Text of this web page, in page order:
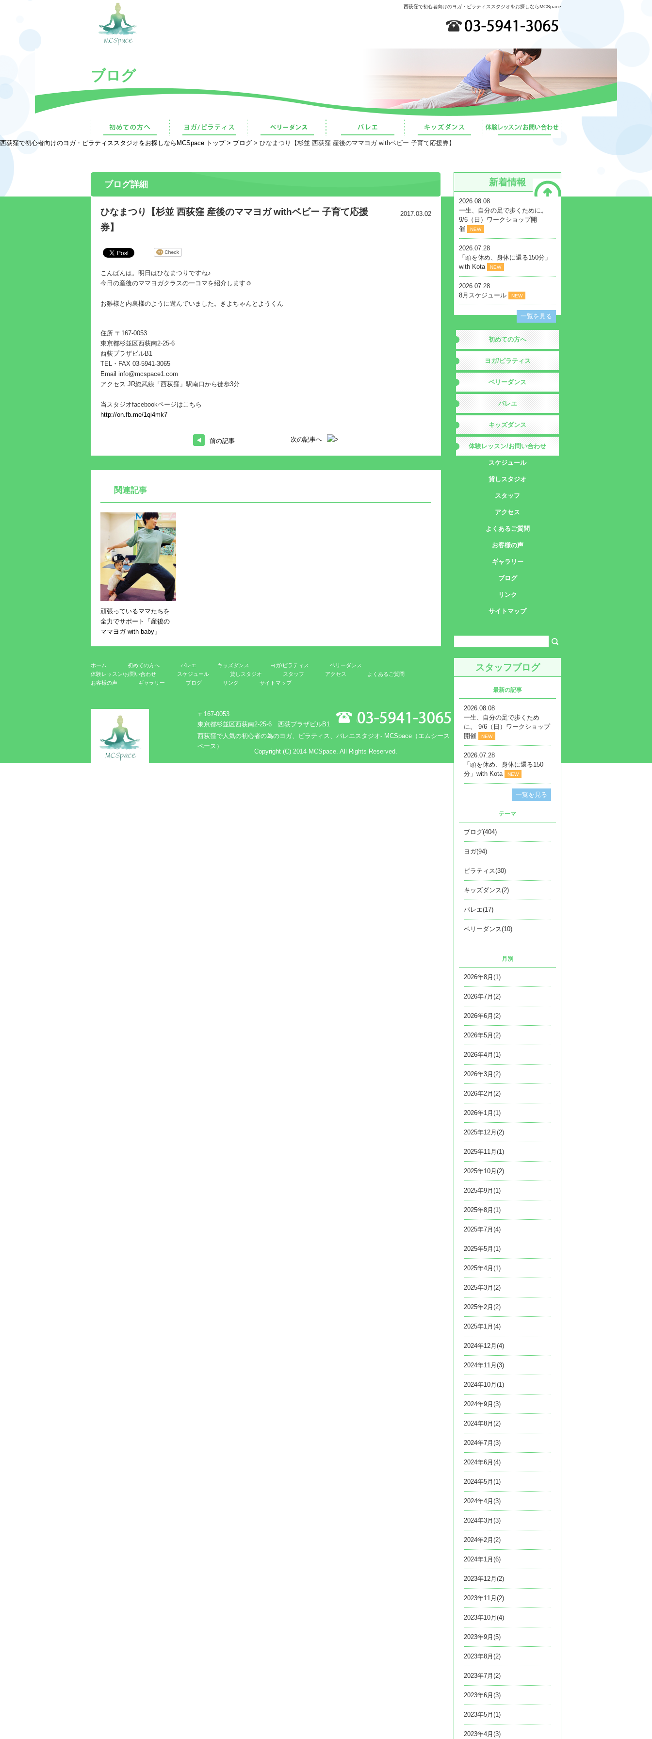
西荻窪で初心者向けのヨガ・ピラティススタジオをお探しならMCSpace
ブログ
西荻窪で初心者向けのヨガ・ピラティススタジオをお探しならMCSpace トップ > ブログ > ひなまつり【杉並 西荻窪 産後のママヨガ withベビー 子育て応援券】
ブログ詳細
2017.03.02
ひなまつり【杉並 西荻窪 産後のママヨガ withベビー 子育て応援
券】
こんばんは。明日はひなまつりですね♪
今日の産後のママヨガクラスの一コマを紹介します ☺️
お雛様と内裏様のように遊んでいました。きよちゃんとようくん
住所 〒167-0053
東京都杉並区西荻南2-25-6
西荻プラザビルB1
TEL・FAX 03-5941-3065
Email info@mcspace1.com
アクセス JR総武線「西荻窪」駅南口から徒歩3分
当スタジオfacebookページはこちら
http://on.fb.me/1qi4mk7
前の記事 次の記事へ
関連記事
頑張っているママたちを
全力でサポート「産後の
ママヨガ with baby」
新着情報
2026.08.08
一生、自分の足で歩くために。
9/6（日）ワークショップ開
催
NEW
2026.07.28
「頭を休め、身体に還る150分」
with Kota
NEW
2026.07.28
8月スケジュール
NEW
一覧を見る
初めての方へ
ヨガ/ピラティス
ベリーダンス
バレエ
キッズダンス
体験レッスン/お問い合わせ
スケジュール
貸しスタジオ
スタッフ
アクセス
よくあるご質問
お客様の声
ギャラリー
ブログ
リンク
サイトマップ
スタッフブログ
最新の記事
2026.08.08
一生、自分の足で歩くため
に。 9/6（日）ワークショップ
開催
NEW
2026.07.28
「頭を休め、身体に還る150
分」with Kota
NEW
一覧を見る
テーマ
ブログ(404)
ヨガ(94)
ピラティス(30)
キッズダンス(2)
バレエ(17)
ベリーダンス(10)
月別
2026年8月(1)
2026年7月(2)
2026年6月(2)
2026年5月(2)
2026年4月(1)
2026年3月(2)
2026年2月(2)
2026年1月(1)
2025年12月(2)
2025年11月(1)
2025年10月(2)
2025年9月(1)
2025年8月(1)
2025年7月(4)
2025年5月(1)
2025年4月(1)
2025年3月(2)
2025年2月(2)
2025年1月(4)
2024年12月(4)
2024年11月(3)
2024年10月(1)
2024年9月(3)
2024年8月(2)
2024年7月(3)
2024年6月(4)
2024年5月(1)
2024年4月(3)
2024年3月(3)
2024年2月(2)
2024年1月(6)
2023年12月(2)
2023年11月(2)
2023年10月(4)
2023年9月(5)
2023年8月(2)
2023年7月(2)
2023年6月(3)
2023年5月(1)
2023年4月(3)
ホーム 初めての方へ バレエ キッズダンス ヨガ/ピラティス
ベリーダンス
体験レッスン/お問い合わせ
スケジュール 貸しスタジオ スタッフ アクセス
よくあるご質問
お客様の声
ギャラリー ブログ リンク サイトマップ
〒167-0053
東京都杉並区西荻南2-25-6 西荻プラザビルB1
西荻窪で人気の初心者の為のヨガ、ピラティス、バレエスタジオ- MCSpace（エムシース
ペース）
Copyright (C) 2014 MCSpace. All Rights Reserved.